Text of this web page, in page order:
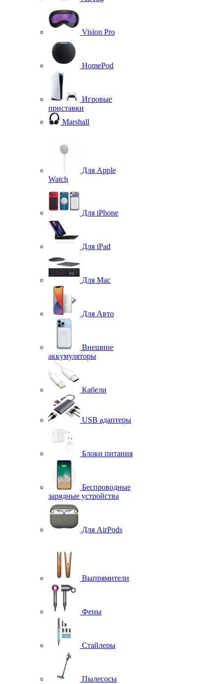
Vision Pro
HomePod
Игровые
приставки
Marshall
Для Apple
Watch
Для iPhone
Для iPad
Для Mac
Для Авто
Внешние
аккумуляторы
Кабели
USB адаптеры
Блоки питания
Беспроводные
зарядные устройства
Для AirPods
Выпрямители
Фены
Стайлеры
Пылесосы